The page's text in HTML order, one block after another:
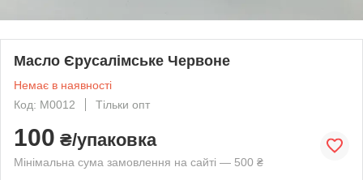
Масло Єрусалімське Червоне
Немає в наявності
Код: М0012
Тільки опт
100 ₴/упаковка
Мінімальна сума замовлення на сайті — 500 ₴